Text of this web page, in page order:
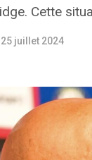
Cette
25 juillet 2024